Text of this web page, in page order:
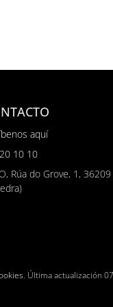
aquí
10 10
Rúa do Grove, 1, 36209
. Última actualización